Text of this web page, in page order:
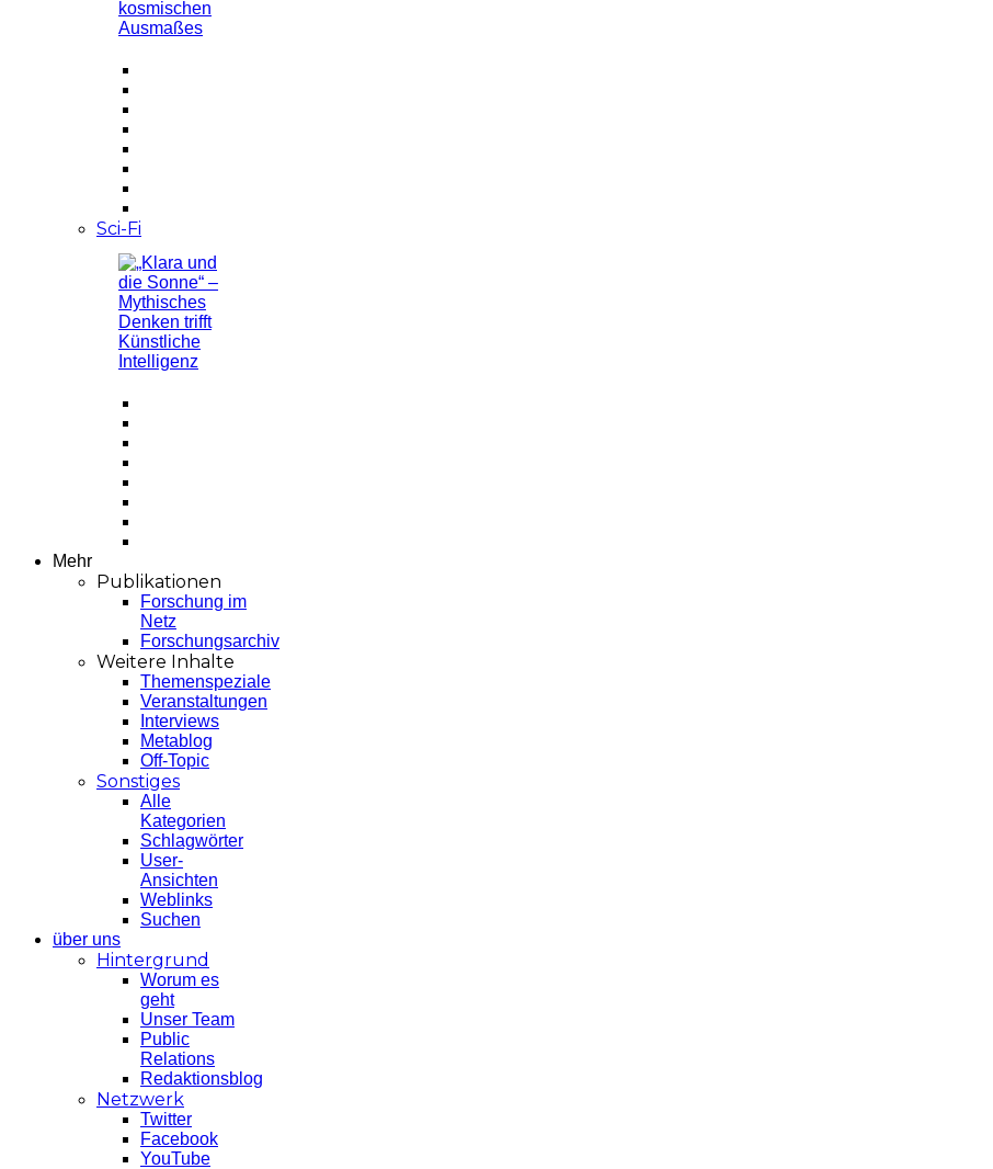
Sci-Fi
Mehr
Publikationen
Forschung im
Netz
Forschungsarchiv
Weitere Inhalte
Themenspeziale
Veranstaltungen
Interviews
Metablog
Off-Topic
Sonstiges
Alle
Kategorien
Schlagwörter
User-
Ansichten
Weblinks
Suchen
über uns
Hintergrund
Worum es
geht
Unser Team
Public
Relations
Redaktionsblog
Netzwerk
Twitter
Facebook
YouTube